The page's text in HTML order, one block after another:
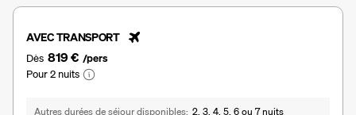
AVEC TRANSPORT
Dès 819 € /pers
Pour 2 nuits
Autres durées de séjour disponibles 2, 3, 4, 5, 6 ou 7 nuits